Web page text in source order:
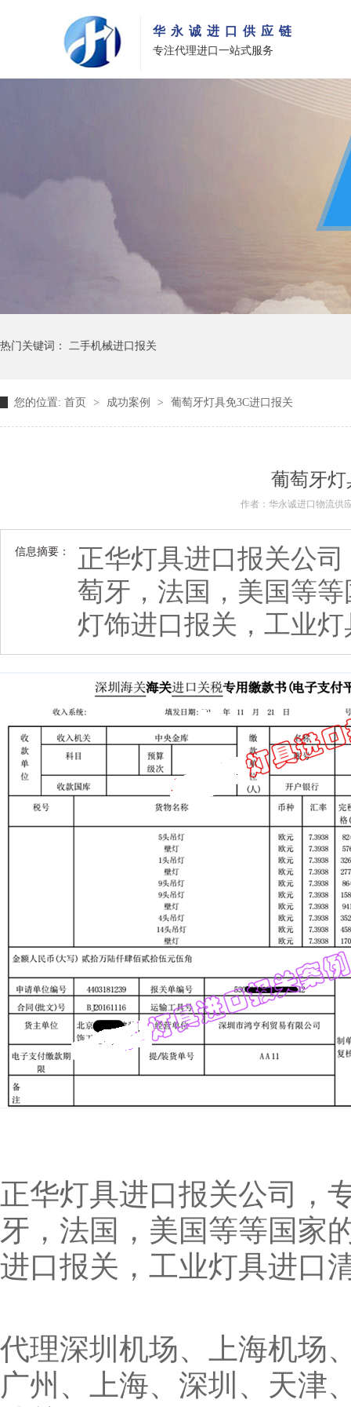
华永诚进口供应链
专注代理进口一站式服务
热门关键词： 二手机械进口报关
您的位置: 首页 > 成功案例 > 葡萄牙灯具免3C进口报关
葡萄牙灯
作者：华永诚进口物流供
信息摘要：
正华灯具进口报关公
萄牙，法国，美国等
灯饰进口报关，工业
正华灯具进口报关公司，
牙，法国，美国等等国家
进口报关，工业灯具进口
代理深圳机场、上海机场
广州、上海、深圳、天津